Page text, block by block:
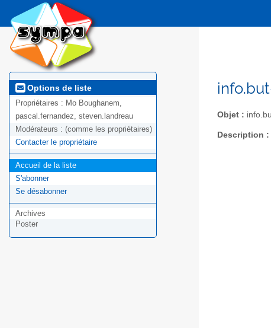
Options de liste
Propriétaires : Mo Boughanem,
pascal.fernandez, steven.landreau
Modérateurs : (comme les propriétaires)
Contacter le propriétaire
Accueil de la liste
S'abonner
Se désabonner
Archives
Poster
Objet :
Description :